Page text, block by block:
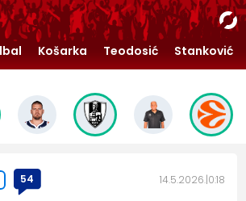
Košarka Teodosić Stanković
54 14.5.2026. 0:18